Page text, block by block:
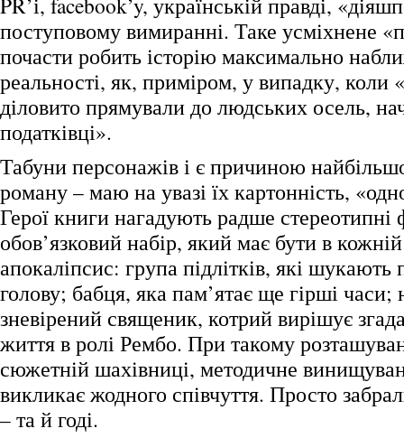
поступовому вимиранні. Таке усміхнене
почасти робить історію максимально
реальності, як, приміром, у випадку, коли
діловито прямували до людських осель,
податківці».
Табуни персонажів і є причиною
роману – маю на увазі їх картонність,
Герої книги нагадують радше стереотипні
обов’язковий набір, який має бути в кожній
апокаліпсис: група підлітків, які
голову; бабця, яка пам’ятає ще гірші часи;
зневірений священик, котрий вирішує
життя в ролі Рембо. При такому
сюжетній шахівниці, методичне
викликає жодного співчуття. Просто
– та й годі.